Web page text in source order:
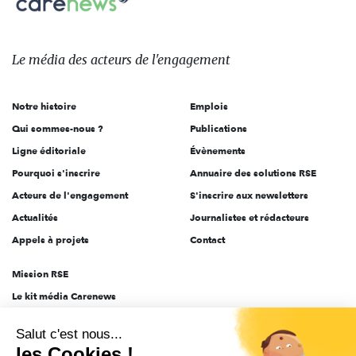
Le
des
l'engagement
Le média des acteurs de l'engagement
Notre histoire
Qui sommes-nous ?
Ligne éditoriale
Pourquoi s'inscrire
Acteurs de l'engagement
Actualités
Appels à projets
Emplois
Publications
Évènements
Annuaire des solutions RSE
S'inscrire aux newsletters
Journalistes et rédacteurs
Contact
Mission RSE
Le kit média Carenews
AEF info
Salut c'est nous...